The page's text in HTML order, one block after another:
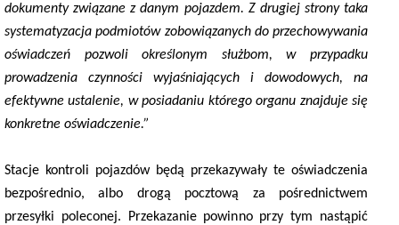
dokumenty związane z danym pojazdem. Z drugiej strony taka
systematyzacja podmiotów zobowiązanych do przechowywania
oświadczeń pozwoli określonym służbom, w przypadku
prowadzenia czynności wyjaśniających i dowodowych, na
efektywne ustalenie, w posiadaniu którego organu znajduje się
konkretne oświadczenie.”
Stacje kontroli pojazdów będą przekazywały te oświadczenia
bezpośrednio, albo drogą pocztową za pośrednictwem
przesyłki poleconej. Przekazanie powinno przy tym nastąpić